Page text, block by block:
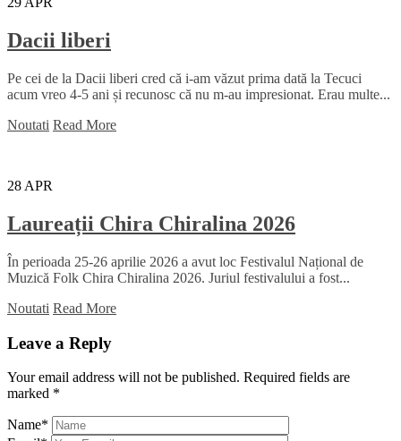
Dacii liberi
Pe cei de la Dacii liberi cred că i-am văzut prima dată la Tecuci
acum vreo 4-5 ani și recunosc că nu m-au impresionat. Erau multe...
Noutati Read More
28 APR
Laureații Chira Chiralina 2026
În perioada 25-26 aprilie 2026 a avut loc Festivalul Național de
Muzică Folk Chira Chiralina 2026. Juriul festivalului a fost...
Noutati Read More
Leave a Reply
Your email address will not be published. Required fields are
marked *
Name*